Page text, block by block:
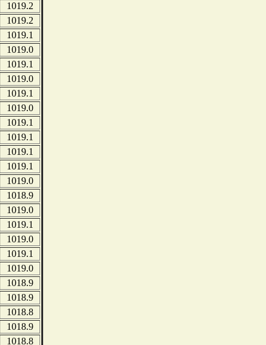
1019.2
1019.2
1019.1
1019.0
1019.1
1019.0
1019.1
1019.0
1019.1
1019.1
1019.1
1019.1
1019.0
1018.9
1019.0
1019.1
1019.0
1019.1
1019.0
1018.9
1018.9
1018.8
1018.9
1018.8